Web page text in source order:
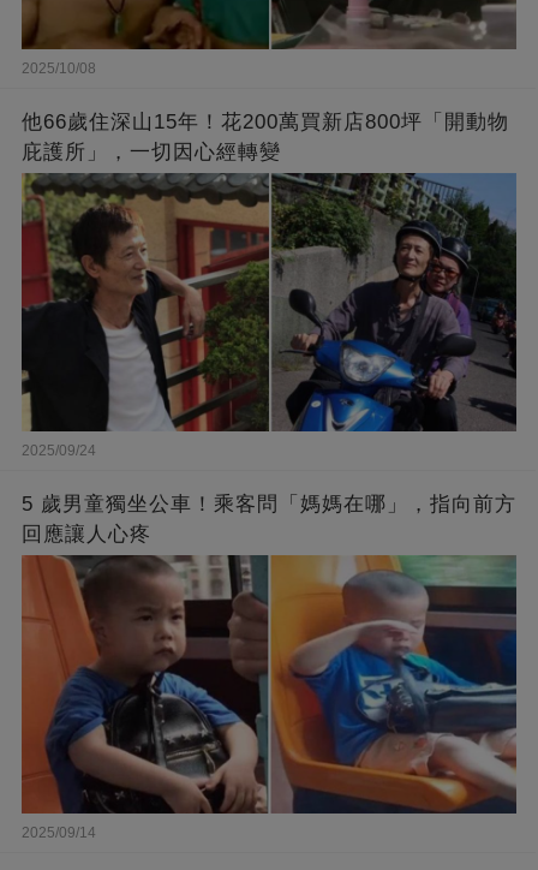
2025/10/08
他66歲住深山15年！花200萬買新店800坪「開動物
庇護所」，一切因心經轉變
2025/09/24
5 歲男童獨坐公車！乘客問「媽媽在哪」，指向前方
回應讓人心疼
2025/09/14